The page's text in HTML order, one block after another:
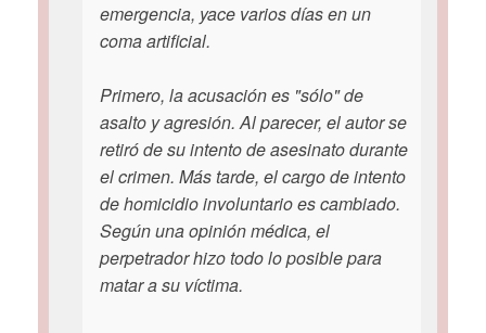
emergencia, yace varios días en un
coma artificial.
Primero, la acusación es "sólo" de
asalto y agresión. Al parecer, el autor se
retiró de su intento de asesinato durante
el crimen. Más tarde, el cargo de intento
de homicidio involuntario es cambiado.
Según una opinión médica, el
perpetrador hizo todo lo posible para
matar a su víctima.